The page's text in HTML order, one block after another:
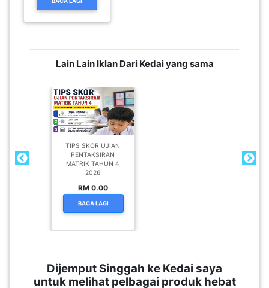
Lain Lain Iklan Dari Kedai yang sama
TIPS SKOR UJIAN
PENTAKSIRAN
MATRIK TAHUN 4
RM 0.00
Dijemput Singgah ke Kedai saya
untuk melihat pelbagai produk hebat